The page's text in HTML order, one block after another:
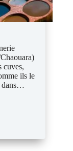
cuves,
ils le
dans…